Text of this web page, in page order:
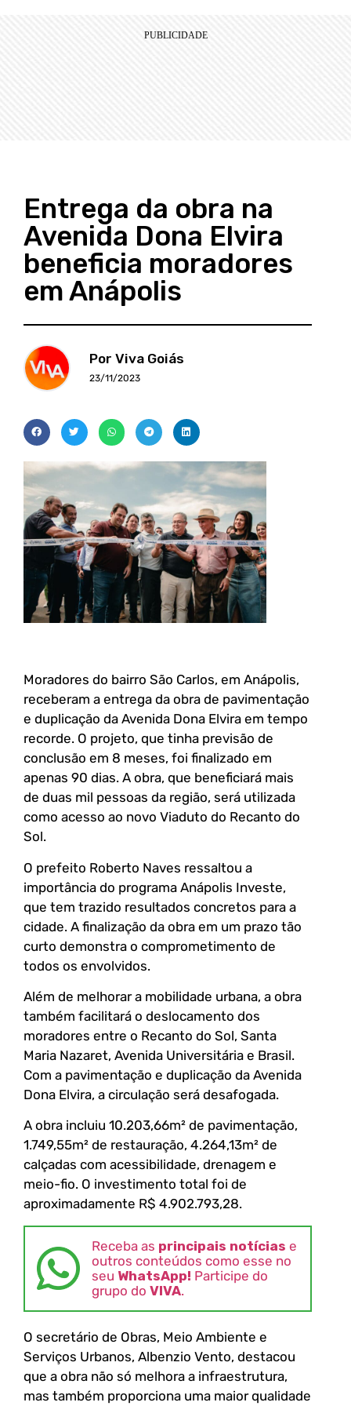
Entrega da obra na
Avenida Dona Elvira
beneficia moradores
em Anápolis
Por Viva Goiás
23/11/2023
Moradores do bairro São Carlos, em Anápolis,
receberam a entrega da obra de pavimentação
e duplicação da Avenida Dona Elvira em tempo
recorde. O projeto, que tinha previsão de
conclusão em 8 meses, foi finalizado em
apenas 90 dias. A obra, que beneficiará mais
de duas mil pessoas da região, será utilizada
como acesso ao novo Viaduto do Recanto do
Sol.
O prefeito Roberto Naves ressaltou a
importância do programa Anápolis Investe,
que tem trazido resultados concretos para a
cidade. A finalização da obra em um prazo tão
curto demonstra o comprometimento de
todos os envolvidos.
Além de melhorar a mobilidade urbana, a obra
também facilitará o deslocamento dos
moradores entre o Recanto do Sol, Santa
Maria Nazaret, Avenida Universitária e Brasil.
Com a pavimentação e duplicação da Avenida
Dona Elvira, a circulação será desafogada.
A obra incluiu 10.203,66m² de pavimentação,
1.749,55m² de restauração, 4.264,13m² de
calçadas com acessibilidade, drenagem e
meio-fio. O investimento total foi de
aproximadamente R$ 4.902.793,28.
Receba as principais notícias e
outros conteúdos como esse no
seu WhatsApp! Participe do
grupo do VIVA.
O secretário de Obras, Meio Ambiente e
Serviços Urbanos, Albenzio Vento, destacou
que a obra não só melhora a infraestrutura,
mas também proporciona uma maior qualidade